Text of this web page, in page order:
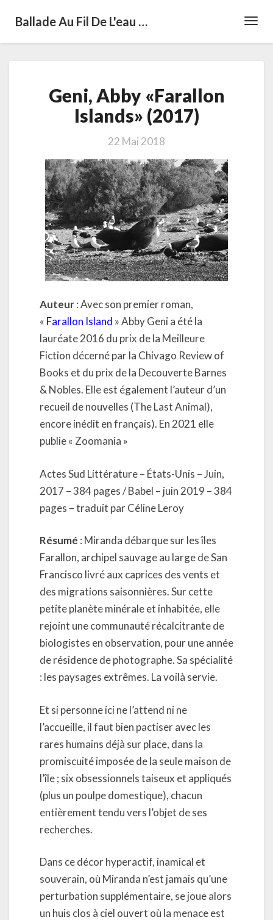
Ballade Au Fil De L'eau …
Abby
«Farallon
Islands»
Geni, Abby «Farallon
Islands» (2017)
22 Mai 2018
Auteur: Avec son premier roman,
« Farallon Island » Abby Geni a été la
lauréate 2016 du prix de la Meilleure
Fiction décerné par la Chivago Review of
Books et du prix de la Decouverte Barnes
& Nobles. Elle est également l’auteur d’un
recueil de nouvelles (The Last Animal),
encore inédit en français). En 2021 elle
publie « Zoomania »
Actes Sud Littérature – États-Unis – Juin,
2017 – 384 pages / Babel – juin 2019 – 384
pages – traduit par Céline Leroy
Résumé : Miranda débarque sur les îles
Farallon, archipel sauvage au large de San
Francisco livré aux caprices des vents et
des migrations saisonnières. Sur cette
petite planète minérale et inhabitée, elle
rejoint une communauté récalcitrante de
biologistes en observation, pour une année
de résidence de photographe. Sa spécialité
: les paysages extrêmes. La voilà servie.
Et si personne ici ne l’attend ni ne
l’accueille, il faut bien pactiser avec les
rares humains déjà sur place, dans la
promiscuité imposée de la seule maison de
l’île ; six obsessionnels taiseux et appliqués
(plus un poulpe domestique), chacun
entièrement tendu vers l’objet de ses
recherches.
Dans ce décor hyperactif, inamical et
souverain, où Miranda n’est jamais qu’une
perturbation supplémentaire, se joue alors
un huis clos à ciel ouvert où la menace est